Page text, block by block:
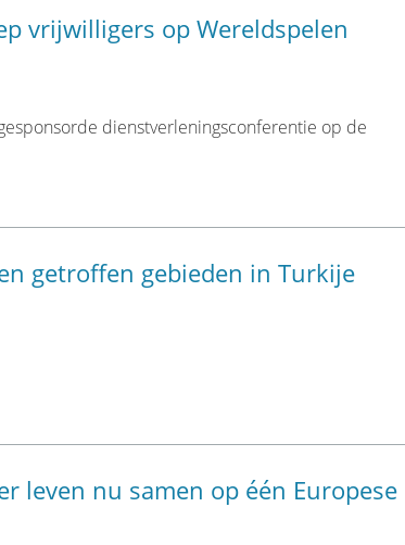
vrijwilligers op Wereldspelen
dienstverleningsconferentie op de
getroffen gebieden in Turkije
leven nu samen op één Europese